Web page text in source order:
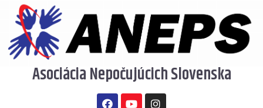
Preskočiť
obsah
Asociácia Nepočujúcich Slovenska
a o n